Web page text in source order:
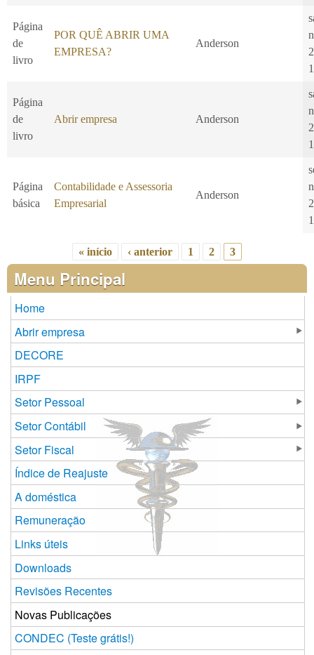
Página
de
livro
POR QUÊ ABRIR UMA
EMPRESA?
Anderson
Página
de
livro
Abrir empresa Anderson
Página
básica
Contabilidade e Assessoria
Empresarial
Anderson
Páginas
« início ‹ anterior 1 2 3
Menu Principal
Home
Abrir empresa
DECORE
IRPF
Setor Pessoal
Setor Contábil
Setor Fiscal
Índice de Reajuste
A doméstica
Remuneração
Links úteis
Downloads
Revisões Recentes
Novas Publicações
CONDEC (Teste grátis!)